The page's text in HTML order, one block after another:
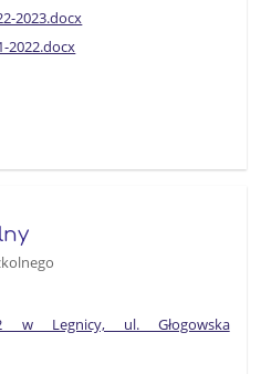
2023.docx
2022.docx
w Legnicy, ul. Głogowska